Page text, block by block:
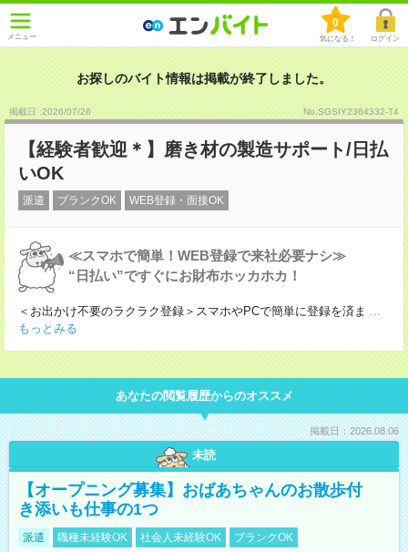
メニュー
0
気になる！ ログイン
お探しのバイト情報は掲載が終了しました。
掲載日 :2026/07/26 No.SGSIY2364332-T4
【経験者歓迎＊】磨き材の製造サポート/日払
いOK
派遣 ブランクOK WEB登録・面接OK
≪スマホで簡単！WEB登録で来社必要ナシ≫
“日払い”ですぐにお財布ホッカホカ！
＜お出かけ不要のラクラク登録＞スマホやPCで簡単に登録を済ま ...
もっとみる
あなたの閲覧履歴からのオススメ
掲載日：2026.08.06
未読
【オープニング募集】おばあちゃんのお散歩付
き添いも仕事の1つ
派遣 職種未経験OK 社会人未経験OK
ブランクOK